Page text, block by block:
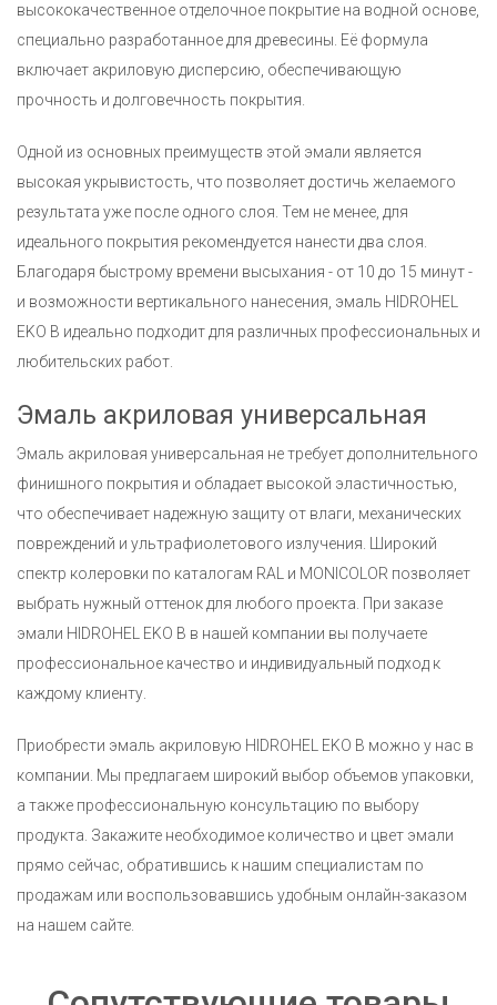
высококачественное отделочное покрытие на водной основе,
специально разработанное для древесины. Её формула
включает акриловую дисперсию, обеспечивающую
прочность и долговечность покрытия.
Одной из основных преимуществ этой эмали является
высокая укрывистость, что позволяет достичь желаемого
результата уже после одного слоя. Тем не менее, для
идеального покрытия рекомендуется нанести два слоя.
Благодаря быстрому времени высыхания - от 10 до 15 минут -
и возможности вертикального нанесения, эмаль HIDROHEL
EKO B идеально подходит для различных профессиональных и
любительских работ.
Эмаль акриловая универсальная
Эмаль акриловая универсальная не требует дополнительного
финишного покрытия и обладает высокой эластичностью,
что обеспечивает надежную защиту от влаги, механических
повреждений и ультрафиолетового излучения. Широкий
спектр колеровки по каталогам RAL и MONICOLOR позволяет
выбрать нужный оттенок для любого проекта. При заказе
эмали HIDROHEL EKO B в нашей компании вы получаете
профессиональное качество и индивидуальный подход к
каждому клиенту.
Приобрести эмаль акриловую HIDROHEL EKO B можно у нас в
компании. Мы предлагаем широкий выбор объемов упаковки,
а также профессиональную консультацию по выбору
продукта. Закажите необходимое количество и цвет эмали
прямо сейчас, обратившись к нашим специалистам по
продажам или воспользовавшись удобным онлайн-заказом
на нашем сайте.